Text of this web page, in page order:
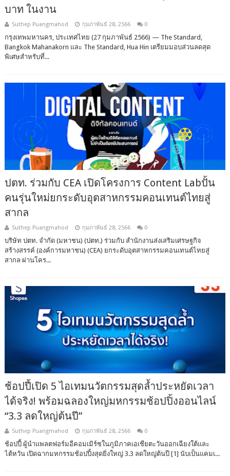
บาท ในงาน
Suthep Puangmahod กุมภาพันธ์ 28, 2566 0
กรุงเทพมหานคร, ประเทศไทย (27 กุมภาพันธ์ 2566) — The Standard,
Bangkok Mahanakorn และ The Standard, Hua Hin เตรียมมอบส่วนลดสุด
พิเศษสำหรับที่...
ปตท. ร่วมกับ CEA เปิดโครงการ Content Labปั้น
คนรุ่นใหม่ยกระดับอุตสาหกรรมคอนเทนต์ไทยสู่
สากล
Suthep Puangmahod กุมภาพันธ์ 28, 2566 0
บริษัท ปตท. จำกัด (มหาชน) (ปตท.) ร่วมกับ สำนักงานส่งเสริมเศรษฐกิจ
สร้างสรรค์ (องค์การมหาชน) (CEA) ยกระดับอุตสาหกรรมคอนเทนต์ไทยสู่
สากล ผ่านโคร...
ช้อปปี้เปิด 5 ไอเทมนวัตกรรมสุดล้ำประหยัดเวลา
ได้จริง! พร้อมฉลองใหญ่มหกรรมช้อปปิ้งออนไลน์
“3.3 ลดใหญ่ต้นปี”
Suthep Puangmahod กุมภาพันธ์ 28, 2566 0
ช้อปปี้ ผู้นำแพลตฟอร์มอีคอมเมิร์ซในภูมิภาคเอเชียตะวันออกเฉียงใต้และ
ไต้หวัน เปิดฉากมหกรรมช้อปปิ้งสุดยิ่งใหญ่ 3.3 ลดใหญ่ต้นปี [1] นับเป็นแคมเ...